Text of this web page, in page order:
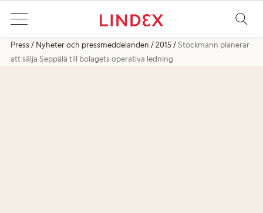
Press Nyheter och pressmeddelanden 2015
Stockmann planerar
att sälja Seppälä till bolagets operativa ledning